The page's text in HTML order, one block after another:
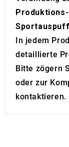
In jedem
detaillierte
Bitte zögern
oder zur
kontaktieren.